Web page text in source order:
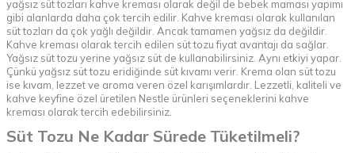
yağsız süt tozları kahve kreması olarak değil de bebek maması yapımı
gibi alanlarda daha çok tercih edilir. Kahve kreması olarak kullanılan
süt tozları da çok yağlı değildir. Ancak tamamen yağsız da değildir.
Kahve kreması olarak tercih edilen süt tozu fiyat avantajı da sağlar.
Yağsız süt tozu yerine yağsız süt de kullanabilirsiniz. Aynı etkiyi yapar.
Çünkü yağsız süt tozu eridiğinde süt kıvamı verir. Krema olan süt tozu
ise kıvam, lezzet ve aroma veren özel karışımlardır. Lezzetli, kaliteli ve
kahve keyfine özel üretilen Nestle ürünleri seçeneklerini kahve
kreması olarak tercih edebilirsiniz.
Süt Tozu Ne Kadar Sürede Tüketilmeli?